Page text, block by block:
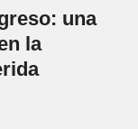
una
la